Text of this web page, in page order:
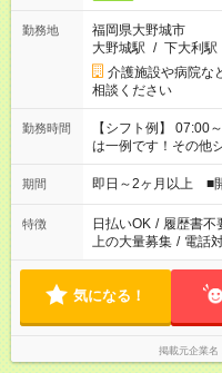
勤務地
福岡県大野城市
大野城駅 / 下大利駅
介護施設や病院
相談ください
勤務時間
【シフト例】 07:00～
は一例です！その他
期間 即日～2ヶ月以上 ■
特徴 日払いOK / 履歴書不
上の大量募集 / 電話
気になる！
掲載元企業名